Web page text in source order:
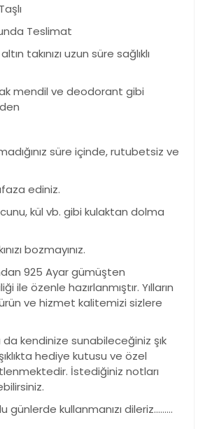
Teslimat
takınızı uzun süre sağlıklı
mendil ve deodorant gibi
süre içinde, rutubetsiz ve
ediniz.
kül vb. gibi kulaktan dolma
bozmayınız.
925 Ayar gümüşten
ile özenle hazırlanmıştır. Yılların
ve hizmet kalitemizi sizlere
kendinize sunabileceğiniz şık
hediye kutusu ve özel
İstediğiniz notları
günlerde kullanmanızı dileriz………